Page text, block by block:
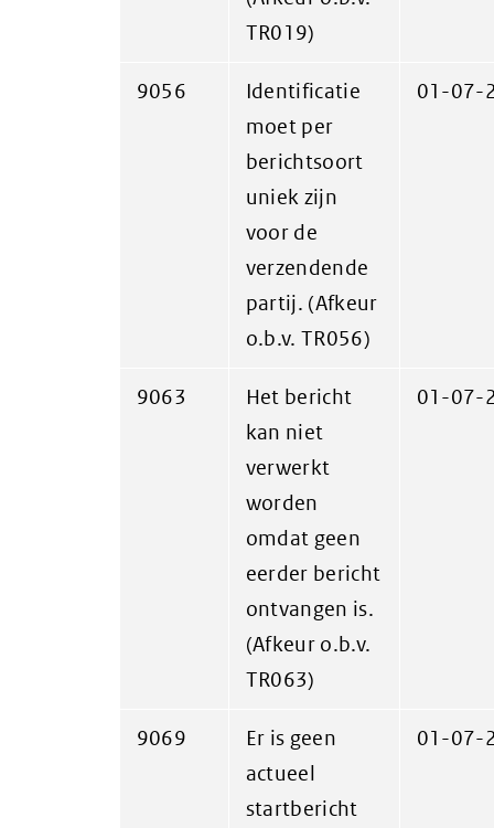
TR019)
9056
Identificatie
moet per
berichtsoort
uniek zijn
voor de
verzendende
partij. (Afkeur
o.b.v. TR056)
01-07-
9063
Het bericht
kan niet
verwerkt
worden
omdat geen
eerder bericht
ontvangen is.
(Afkeur o.b.v.
TR063)
01-07-
9069
Er is geen
actueel
startbericht
01-07-